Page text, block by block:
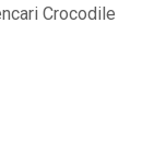
Crocodile